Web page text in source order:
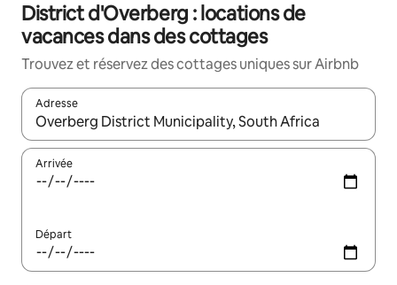
District d'Overberg : locations de
vacances dans des cottages
Trouvez et réservez des cottages uniques sur Airbnb
Adresse
Lorsque les résultats s'affichent, utilisez les flèches vers le
Arrivée
Départ